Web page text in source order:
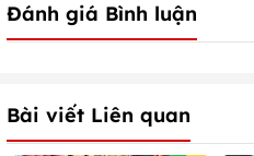
Đánh giá Bình luận
Bài viết Liên quan